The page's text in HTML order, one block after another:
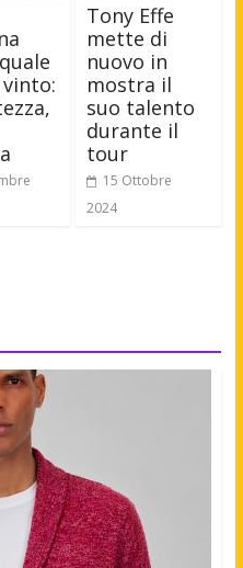
Tony Effe
mette di
nuovo in
mostra il
suo talento
durante il
tour
15 Ottobre
2024